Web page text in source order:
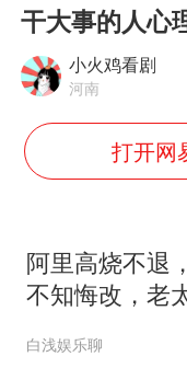
干大事的人心
小火鸡看剧
河南
打开网
阿里高烧不退
不知悔改，老
白浅娱乐聊